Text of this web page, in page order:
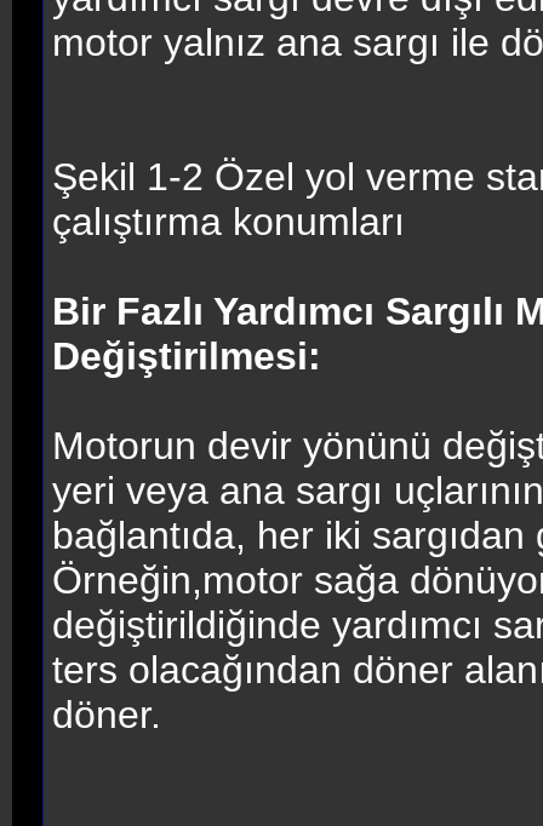
motor yalnız ana sargı ile
Şekil 1-2 Özel yol verme
çalıştırma konumları
Bir Fazlı Yardımcı
Değiştirilmesi:
Motorun devir yönünü
yeri veya ana sargı
bağlantıda, her iki sargıdan
Örneğin,motor sağa
değiştirildiğinde yardımcı
ters olacağından döner
döner.